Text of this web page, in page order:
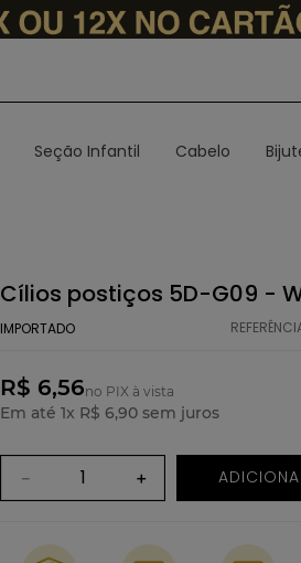
Seção Infantil Cabelo
Cílios postiços 5D-G09 -
IMPORTADO
R$ 6,56no PIX à vista
Em até 1x R$ 6,90 sem juros
＋
－